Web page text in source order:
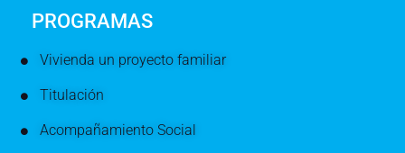
PROGRAMAS
Vivienda un proyecto familiar
Titulación
Acompañamiento Social